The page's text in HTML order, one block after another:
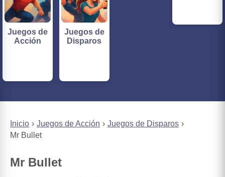
Inicio Juegos de Acción
Juegos de Disparos
Mr Bullet
Mr Bullet
Juegos de
Acción
Juegos de
Disparos